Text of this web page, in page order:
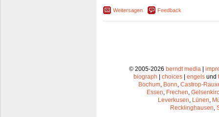
Weitersagen Feedback
© 2005-2026 berndt media |
biograph | choices | engels und
Bochum Bonn Castrop-
Essen Frechen
Leverkusen Lünen
Recklinghausen